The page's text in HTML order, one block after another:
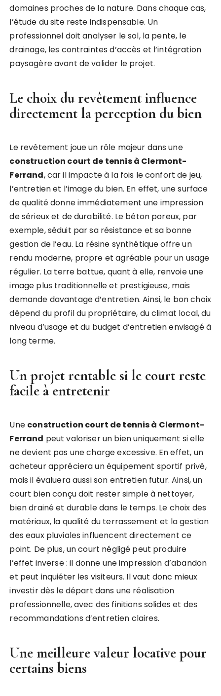
domaines proches de la nature. Dans chaque cas,
l’étude du site reste indispensable. Un
professionnel doit analyser le sol, la pente, le
drainage, les contraintes d’accès et l’intégration
paysagère avant de valider le projet.
Le choix du revêtement influence
directement la perception du bien
Le revêtement joue un rôle majeur dans une
construction court de tennis à Clermont-
Ferrand, car il impacte à la fois le confort de jeu,
l’entretien et l’image du bien. En effet, une surface
de qualité donne immédiatement une impression
de sérieux et de durabilité. Le béton poreux, par
exemple, séduit par sa résistance et sa bonne
gestion de l’eau. La résine synthétique offre un
rendu moderne, propre et agréable pour un usage
régulier. La terre battue, quant à elle, renvoie une
image plus traditionnelle et prestigieuse, mais
demande davantage d’entretien. Ainsi, le bon choix
dépend du profil du propriétaire, du climat local, du
niveau d’usage et du budget d’entretien envisagé à
long terme.
Un projet rentable si le court reste
facile à entretenir
Une construction court de tennis à Clermont-
Ferrand peut valoriser un bien uniquement si elle
ne devient pas une charge excessive. En effet, un
acheteur appréciera un équipement sportif privé,
mais il évaluera aussi son entretien futur. Ainsi, un
court bien conçu doit rester simple à nettoyer,
bien drainé et durable dans le temps. Le choix des
matériaux, la qualité du terrassement et la gestion
des eaux pluviales influencent directement ce
point. De plus, un court négligé peut produire
l’effet inverse : il donne une impression d’abandon
et peut inquiéter les visiteurs. Il vaut donc mieux
investir dès le départ dans une réalisation
professionnelle, avec des finitions solides et des
recommandations d’entretien claires.
Une meilleure valeur locative pour
certains biens